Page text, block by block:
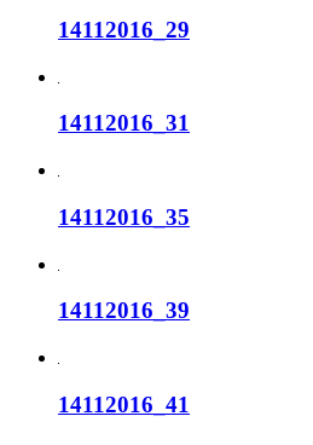
14112016_29
14112016_31
14112016_35
14112016_39
14112016_41